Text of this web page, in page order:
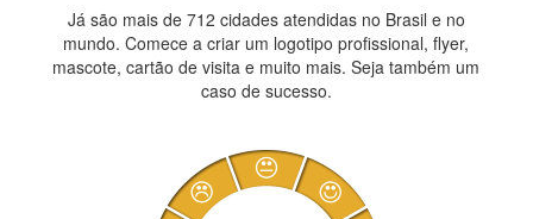
Já são mais de 712 cidades atendidas no Brasil e no
mundo. Comece a criar um logotipo profissional, flyer,
mascote, cartão de visita e muito mais. Seja também um
caso de sucesso.